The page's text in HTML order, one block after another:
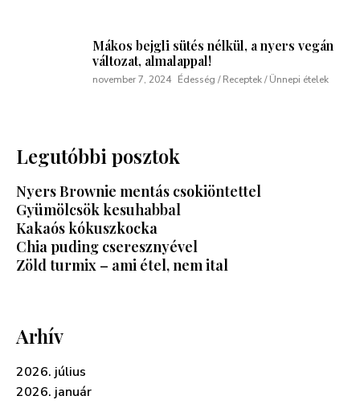
Mákos bejgli sütés nélkül, a nyers vegán
változat, almalappal!
november 7, 2024 Édesség / Receptek / Ünnepi ételek
Legutóbbi posztok
Nyers Brownie mentás csokiöntettel
Gyümölcsök kesuhabbal
Kakaós kókuszkocka
Chia puding cseresznyével
Zöld turmix – ami étel, nem ital
Arhív
2026. július
2026. január